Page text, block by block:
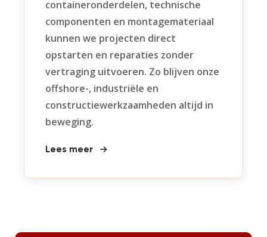
containeronderdelen, technische
componenten en montagemateriaal
kunnen we projecten direct
opstarten en reparaties zonder
vertraging uitvoeren. Zo blijven onze
offshore-, industriële en
constructiewerkzaamheden altijd in
beweging.
Lees meer